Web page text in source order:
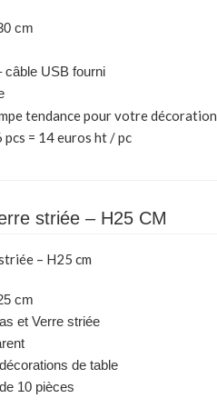
cm
USB fourni
tendance pour votre décoration
= 14 euros ht / pc
striée – H25 CM
– H25 cm
cm
et Verre striée
de table
10 pièces